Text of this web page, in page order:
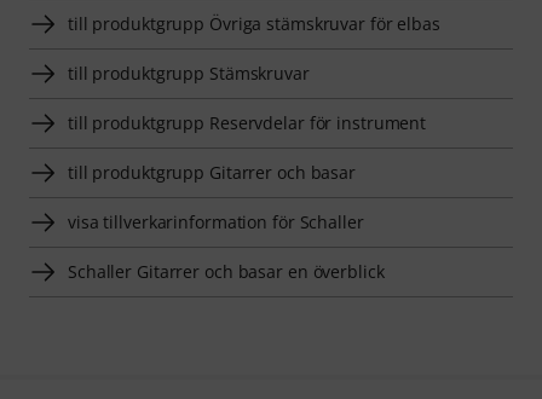
till produktgrupp Övriga stämskruvar för elbas
till produktgrupp Stämskruvar
till produktgrupp Reservdelar för instrument
till produktgrupp Gitarrer och basar
visa tillverkarinformation för Schaller
Schaller Gitarrer och basar en överblick